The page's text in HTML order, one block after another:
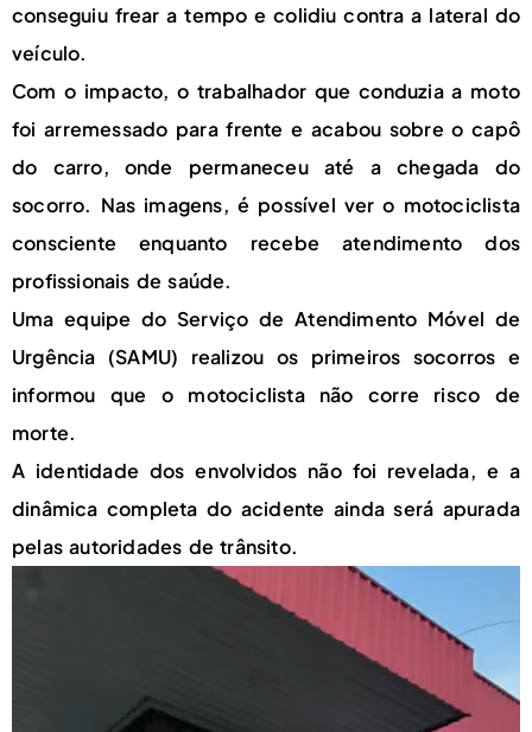
conseguiu frear a tempo e colidiu contra a lateral do
veículo.
Com o impacto, o trabalhador que conduzia a moto
foi arremessado para frente e acabou sobre o capô
do carro, onde permaneceu até a chegada do
socorro. Nas imagens, é possível ver o motociclista
consciente enquanto recebe atendimento dos
profissionais de saúde.
Uma equipe do Serviço de Atendimento Móvel de
Urgência (SAMU) realizou os primeiros socorros e
informou que o motociclista não corre risco de
morte.
A identidade dos envolvidos não foi revelada, e a
dinâmica completa do acidente ainda será apurada
pelas autoridades de trânsito.